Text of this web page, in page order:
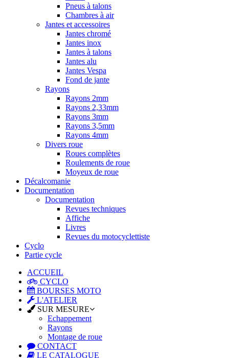
Pneus à talons
Chambres à air
Jantes et accessoires
Jantes chromé
Jantes inox
Jantes à talons
Jantes alu
Jantes Vespa
Fond de jante
Rayons
Rayons 2mm
Rayons 2,33mm
Rayons 3mm
Rayons 3,5mm
Rayons 4mm
Divers roue
Roues complètes
Roulements de roue
Moyeux de roue
Décalcomanie
Documentation
Documentation
Revues techniques
Affiche
Livres
Revues du motocyclettiste
Cyclo
Partie cycle
ACCUEIL
CYCLO
BOURSES MOTO
L'ATELIER
SUR MESURE
Echappement
Rayons
Montage de roue
CONTACT
LE CATALOGUE